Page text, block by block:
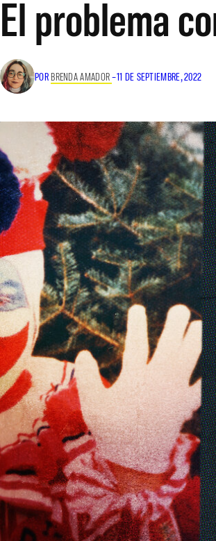
El problema
POR BRENDA AMADOR–11 DE SEPTIEMBRE, 2022